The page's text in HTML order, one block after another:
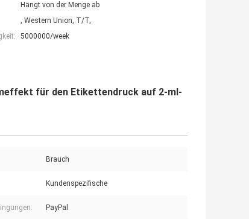
Hängt von der Menge ab
, Western Union, T/T,
5000000/week
für den Etikettendruck auf 2-ml-
Brauch
Kundenspezifische
PayPal